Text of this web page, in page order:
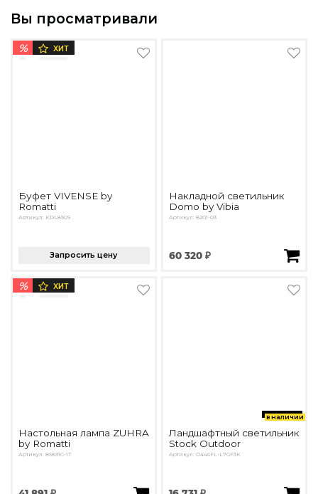
Вы просматривали
% ХИТ
Буфет VIVENSE by
Romatti
Артикул: KDL8309
Запросить цену
Накладной светильник
Domo by Vibia
Артикул: 8201-03
60 320 ₽
% ХИТ
Настольная лампа ZUHRA
by Romatti
Артикул: 86831C-1T
в наличии
Ландшафтный светильник
Stock Outdoor
Артикул: O446FL-L7GF3K